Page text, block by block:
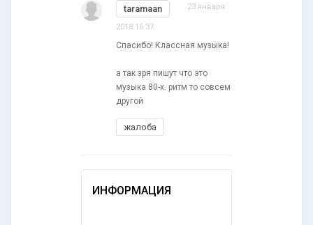
taramaan 23 января
2018 16:37
Спасибо! Классная музыка!
а так зря пишут что это
музыка 80-х. ритм то совсем
другой
жалоба
ИНФОРМАЦИЯ